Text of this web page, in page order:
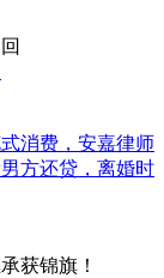
消费，安嘉律师
方还贷，离婚时